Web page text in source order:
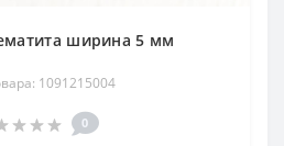
ширина 5 мм
1091215004
0